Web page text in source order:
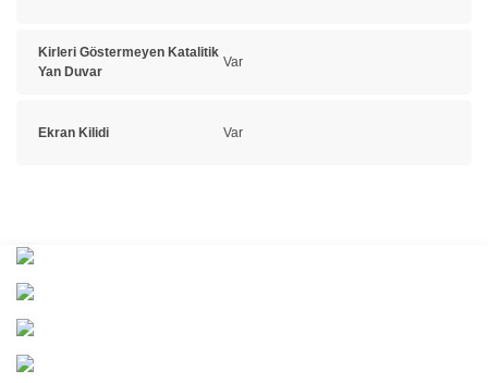
Kirleri Göstermeyen Katalitik
Yan Duvar
Var
Ekran Kilidi Var
konularda yetersiz gördüğünüz noktaları öneri formunu kullanarak
Görüş ve önerileriniz için teşekkür ederiz.